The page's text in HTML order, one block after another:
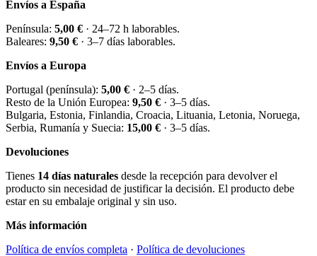
Envíos a España
Península: 5,00 € · 24–72 h laborables.
Baleares: 9,50 € · 3–7 días laborables.
Envíos a Europa
Portugal (península): 5,00 € · 2–5 días.
Resto de la Unión Europea: 9,50 € · 3–5 días.
Bulgaria, Estonia, Finlandia, Croacia, Lituania, Letonia, Noruega,
Serbia, Rumanía y Suecia: 15,00 € · 3–5 días.
Devoluciones
Tienes 14 días naturales desde la recepción para devolver el
producto sin necesidad de justificar la decisión. El producto debe
estar en su embalaje original y sin uso.
Más información
Política de envíos completa · Política de devoluciones